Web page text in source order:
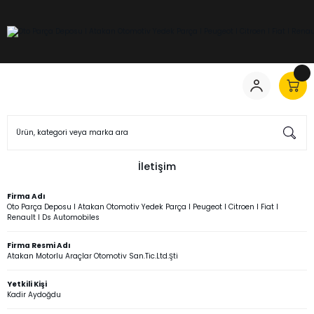
İletişim
Firma Adı
Oto Parça Deposu I Atakan Otomotiv Yedek Parça I Peugeot I Citroen I Fiat I
Renault I Ds Automobiles
Firma Resmi Adı
Atakan Motorlu Araçlar Otomotiv San.Tic.Ltd.Şti
Yetkili Kişi
Kadir Aydoğdu